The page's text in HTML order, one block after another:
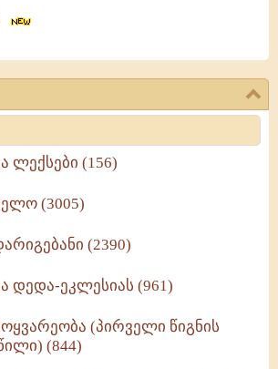
ლექსები (156)
(3005)
(2390)
დედა-ეკლესიას (961)
(პირველი წიგნის
(844)